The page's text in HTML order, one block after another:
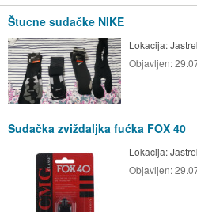
Štucne sudačke NIKE
Lokacija:
Objavljen:
Sudačka zviždaljka fućka FOX 40
Lokacija:
Objavljen: